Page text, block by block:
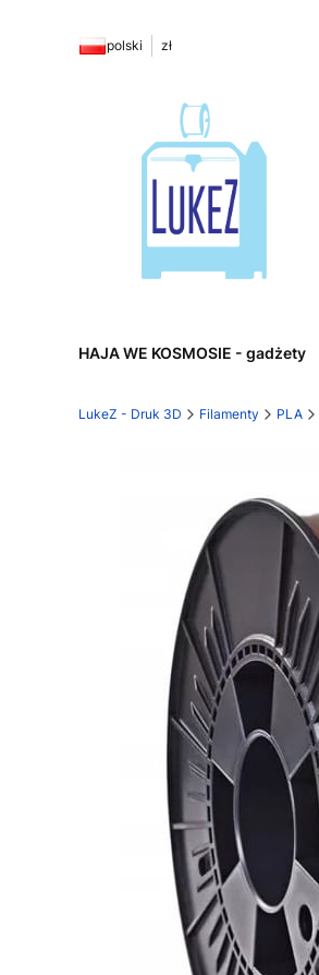
polski zł
HAJA WE KOSMOSIE - gadżety
LukeZ - Druk 3D Filamenty PLA